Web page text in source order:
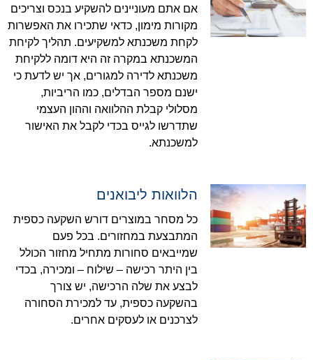
אם אתם מעוניינים להשקיע בנכס וצריכים
מקורות מימון, כדאי שתכירו את האפשרות
לקחת משכנתא למשקיעים. תהליך לקיחת
המשכנתא במקרה זה היא דומה ללקיחת
משכנתא לדירה למגורים, אך יש לדעת כי
ישנם מספר הבדלים, כמו הריביות,
מסלולי קבלת ההלוואה וההון העצמי
שתדרשו לגייס בכדי לקבל את האישור
למשכנתא.
הלוואות ליבואנים
כל מסחר במוצרים דורש השקעה כספית
המתבצעת במחזורים. בכל פעם
שמייבאים סחורות מתחיל מחזור הכולל
בין היתר רכישה – שילוח – ומכירה, בכדי
לבצע את שלה הרכישה, יש צורך
בהשקעה כספית, עד למכירת הסחורה
לצרכנים או לעסקים אחרים.